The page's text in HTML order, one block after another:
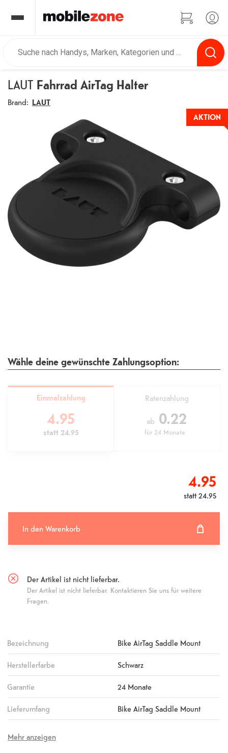
LAUT Fahrrad AirTag Halter
Brand: LAUT
AKTION
Wähle deine gewünschte Zahlungsoption:
Einmalzahlung
4.95
statt24.95
Ratenzahlung
ab 0.22
für 24 Monate
4.95
statt24.95
In den Warenkorb
Der Artikel ist nicht lieferbar.
Der Artikel ist nicht lieferbar. Kontaktieren Sie uns für weitere
Fragen.
Bezeichnung Bike AirTag Saddle Mount
Herstellerfarbe Schwarz
Garantie 24 Monate
Lieferumfang Bike AirTag Saddle Mount
Mehr anzeigen